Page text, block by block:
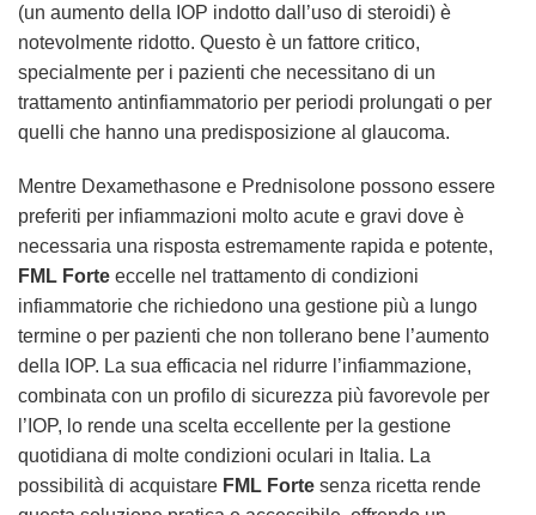
(un aumento della IOP indotto dall’uso di steroidi) è
notevolmente ridotto. Questo è un fattore critico,
specialmente per i pazienti che necessitano di un
trattamento antinfiammatorio per periodi prolungati o per
quelli che hanno una predisposizione al glaucoma.
Mentre Dexamethasone e Prednisolone possono essere
preferiti per infiammazioni molto acute e gravi dove è
necessaria una risposta estremamente rapida e potente,
FML Forte eccelle nel trattamento di condizioni
infiammatorie che richiedono una gestione più a lungo
termine o per pazienti che non tollerano bene l’aumento
della IOP. La sua efficacia nel ridurre l’infiammazione,
combinata con un profilo di sicurezza più favorevole per
l’IOP, lo rende una scelta eccellente per la gestione
quotidiana di molte condizioni oculari in Italia. La
possibilità di acquistare FML Forte senza ricetta rende